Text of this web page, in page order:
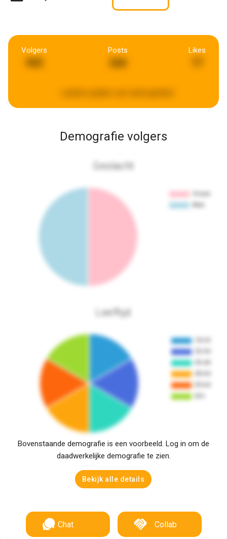
Volgers Posts
568
Likes
Demografie volgers
Geslacht
Leeftijd
Bovenstaande demografie is een voorbeeld. Log in om de
daadwerkelijke demografie te zien.
Bekijk alle details
Chat Collab